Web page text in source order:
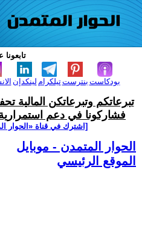
تابعونا
لينكدإن تيلكرامبنترست بودكاست
تبرعاتكم وتبرعاتكن المالية
فشاركونا في دعم
[اشترك في قناة ‫«الحوار
الحوار المتمدن - موبايل
الموقع الرئيسي